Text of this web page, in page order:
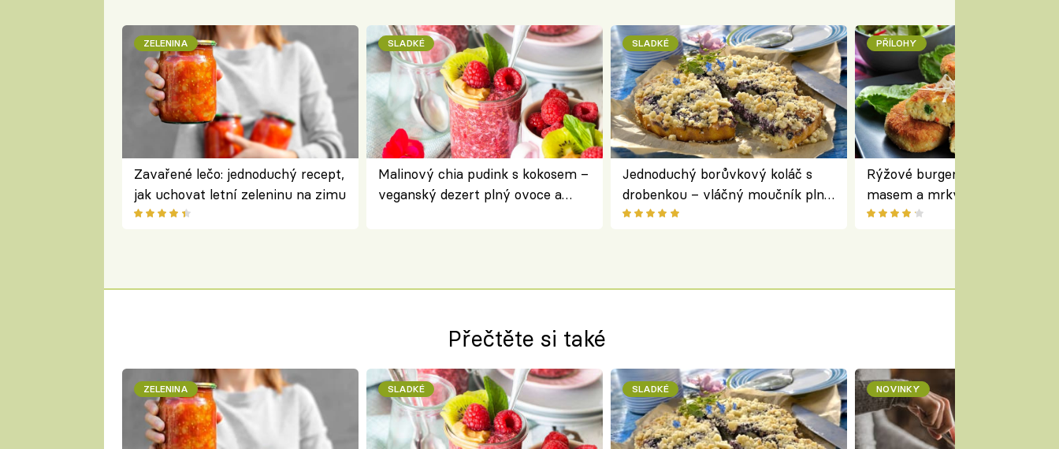
ZELENINA
Zavařené lečo: jednoduchý recept,
jak uchovat letní zeleninu na zimu
SLADKÉ
Malinový chia pudink s kokosem –
veganský dezert plný ovoce a
SLADKÉ
Jednoduchý borůvkový koláč s
drobenkou – vláčný moučník plný
ovoce
PŘÍLOHY
Rýžové burgery s kuřecím
masem a mrkví podávané se
salátem – lehká a chutná
Přečtěte si také
ZELENINA SLADKÉ SLADKÉ NOVINKY